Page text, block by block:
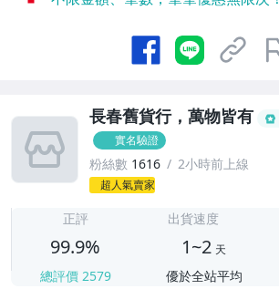
長春舊貨行，萬物皆有
實名驗證
粉絲數 1616 2小時前上線
超人氣賣家
正評
99.9%
總評價 2579
出貨速度
1~2 天
優於全站平均